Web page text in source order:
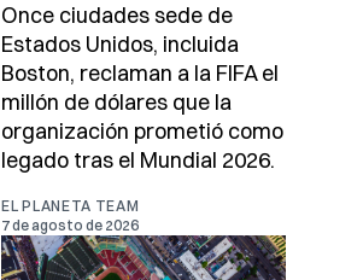
Once ciudades sede de
Estados Unidos, incluida
Boston, reclaman a la FIFA el
millón de dólares que la
organización prometió como
legado tras el Mundial 2026.
EL PLANETA TEAM
7 de agosto de 2026